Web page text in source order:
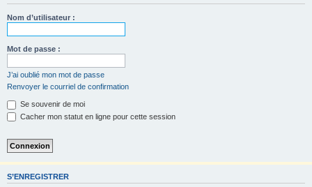
Nom d’utilisateur :
Mot de passe :
J’ai oublié mon mot de passe
Renvoyer le courriel de confirmation
Se souvenir de moi
Cacher mon statut en ligne pour cette session
S’ENREGISTRER